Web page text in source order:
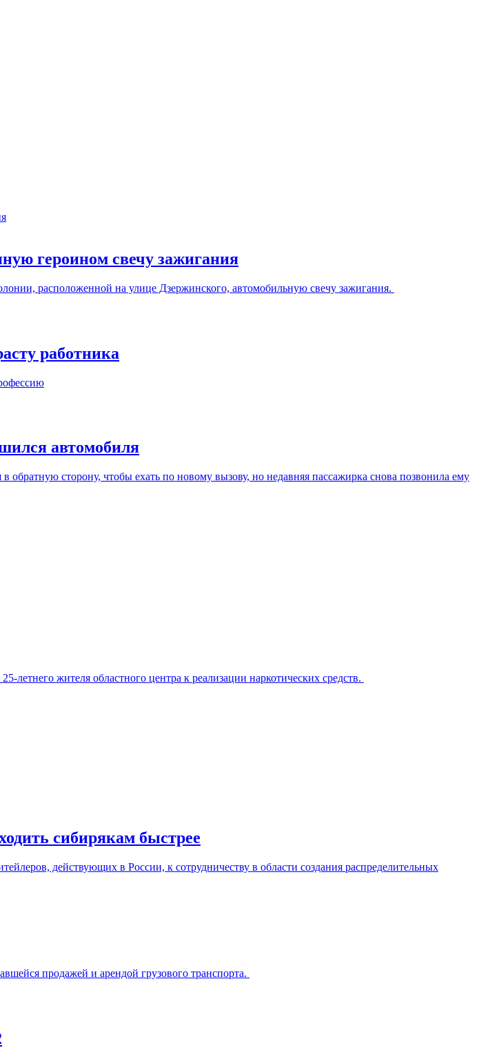
героином свечу зажигания
расположенной на улице Дзержинского, автомобильную свечу зажигания.
работника
автомобиля
сторону, чтобы ехать по новому вызову, но недавняя пассажирка снова позвонила ему
жителя областного центра к реализации наркотических средств.
сибирякам быстрее
действующих в России, к сотрудничеству в области создания распределительных
продажей и арендой грузового транспорта.